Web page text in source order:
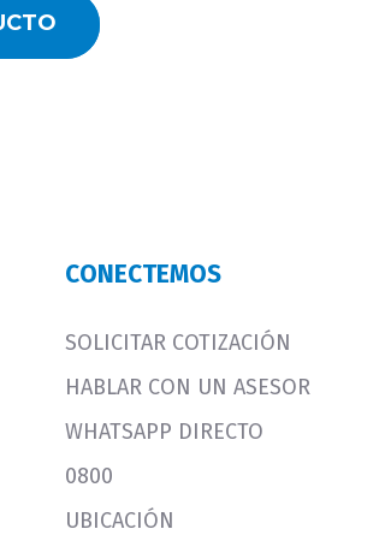
CONECTEMOS
SOLICITAR COTIZACIÓN
HABLAR CON UN ASESOR
WHATSAPP DIRECTO
0800
UBICACIÓN